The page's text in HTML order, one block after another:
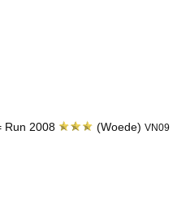
Run 2008 (Woede)VN09